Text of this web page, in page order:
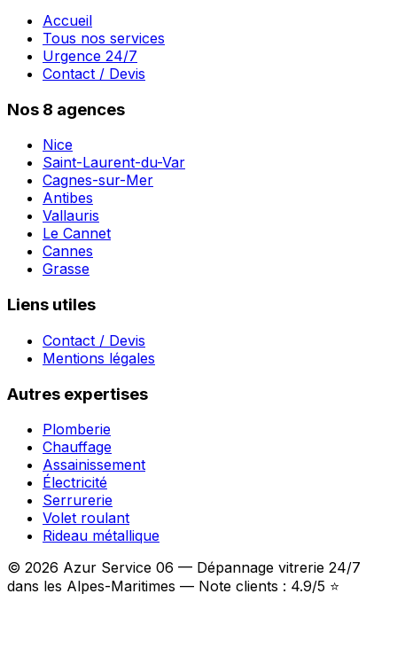
Accueil
Tous nos services
Urgence 24/7
Contact / Devis
Nos 8 agences
Nice
Saint-Laurent-du-Var
Cagnes-sur-Mer
Antibes
Vallauris
Le Cannet
Cannes
Grasse
Liens utiles
Contact / Devis
Mentions légales
Autres expertises
Plomberie
Chauffage
Assainissement
Électricité
Serrurerie
Volet roulant
Rideau métallique
© 2026 Azur Service 06 — Dépannage vitrerie 24/7
dans les Alpes-Maritimes — Note clients : 4.9/5 ⭐